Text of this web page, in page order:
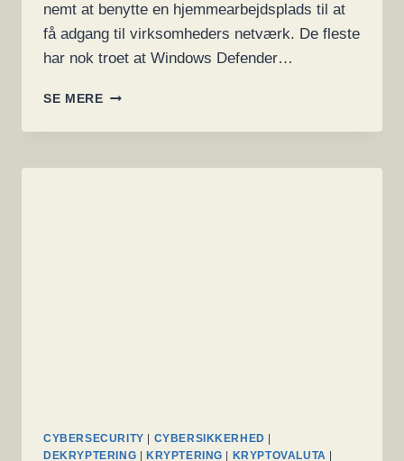
nemt at benytte en hjemmearbejdsplads til at
få adgang til virksomheders netværk. De fleste
har nok troet at Windows Defender…
SE MERENYT
GØR
DEFENDER
CYBERSECURITY CYBERSIKKERHED
DEKRYPTERING
KRYPTERING KRYPTOVALUTA